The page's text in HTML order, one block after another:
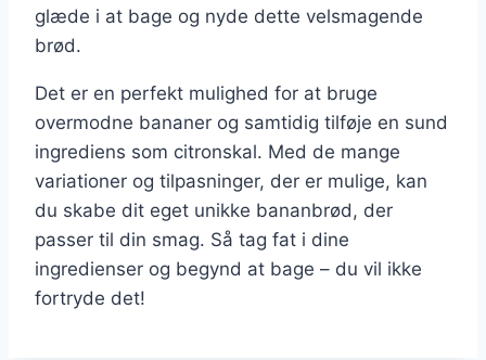
glæde i at bage og nyde dette velsmagende
brød.
Det er en perfekt mulighed for at bruge
overmodne bananer og samtidig tilføje en sund
ingrediens som citronskal. Med de mange
variationer og tilpasninger, der er mulige, kan
du skabe dit eget unikke bananbrød, der
passer til din smag. Så tag fat i dine
ingredienser og begynd at bage – du vil ikke
fortryde det!